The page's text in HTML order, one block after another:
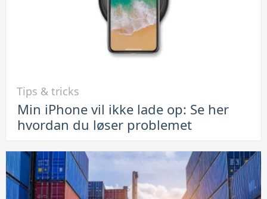
Min
iPhone
ikke
lade
op:
Tips & tricks
Min iPhone vil ikke lade op: Se her
hvordan du løser problemet